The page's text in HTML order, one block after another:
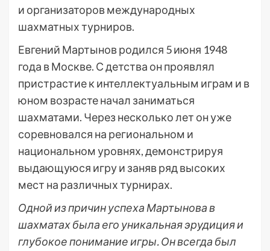
и организаторов международных
шахматных турниров.
Евгений Мартынов родился 5 июня 1948
года в Москве. С детства он проявлял
пристрастие к интеллектуальным играм и в
юном возрасте начал заниматься
шахматами. Через несколько лет он уже
соревновался на региональном и
национальном уровнях, демонстрируя
выдающуюся игру и заняв ряд высоких
мест на различных турнирах.
Одной из причин успеха Мартынова в
шахматах была его уникальная эрудиция и
глубокое понимание игры. Он всегда был